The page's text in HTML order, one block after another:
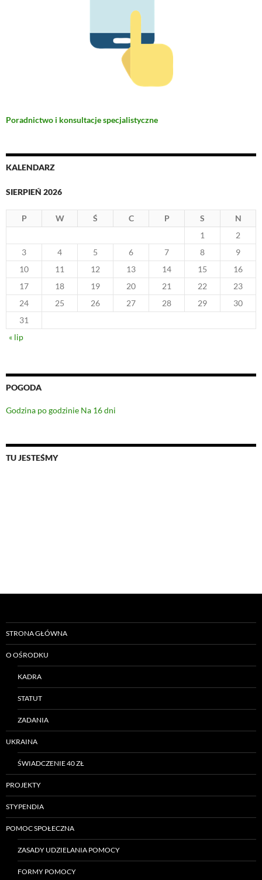
Poradnictwo i konsultacje specjalistyczne
KALENDARZ
SIERPIEŃ 2026
P W Ś C P S
N
1
2
3
4 5 6 7 8
9
10
11 12 13 14 15
16
17
18 19 20 21 22
23
24
25 26 27 28 29
30
31
« lip
POGODA
Godzina po godzinie Na 16 dni
TU JESTEŚMY
STRONA GŁÓWNA
O OŚRODKU
KADRA
STATUT
ZADANIA
UKRAINA
ŚWIADCZENIE 40 ZŁ
PROJEKTY
STYPENDIA
POMOC SPOŁECZNA
ZASADY UDZIELANIA POMOCY
FORMY POMOCY